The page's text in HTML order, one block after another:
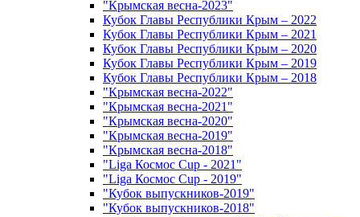
"Крымская весна-2023"
Кубок Главы Республики Крым – 2022
Кубок Главы Республики Крым – 2021
Кубок Главы Республики Крым – 2020
Кубок Главы Республики Крым – 2019
Кубок Главы Республики Крым – 2018
"Крымская весна-2022"
"Крымская весна-2021"
"Крымская весна-2020"
"Крымская весна-2019"
"Крымская весна-2018"
"Liga Космос Cup - 2021"
"Liga Космос Cup - 2019"
"Кубок выпускников-2019"
"Кубок выпускников-2018"